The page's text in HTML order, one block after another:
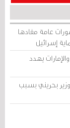
عامة مفادها
إسرائيل
يهدد
بحريني بسبب